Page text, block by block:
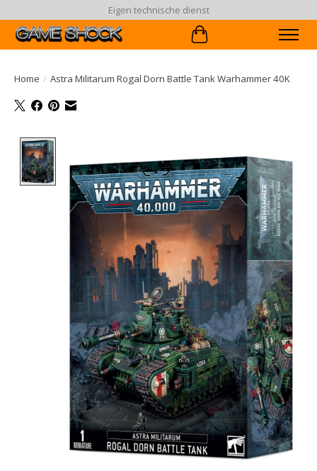
Eigen technische dienst
Winkelwagen
Home / Astra Militarum Rogal Dorn Battle Tank Warhammer 40K